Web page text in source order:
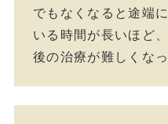
でもなくなると途端
いる時間が長いほど
後の治療が難しくな